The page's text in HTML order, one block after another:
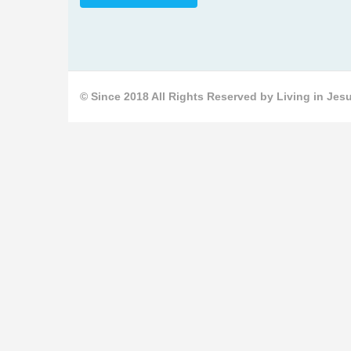
© Since 2018 All Rights Reserved by Living in